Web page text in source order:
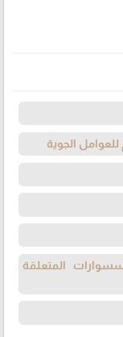
الجوية
المتعلقة